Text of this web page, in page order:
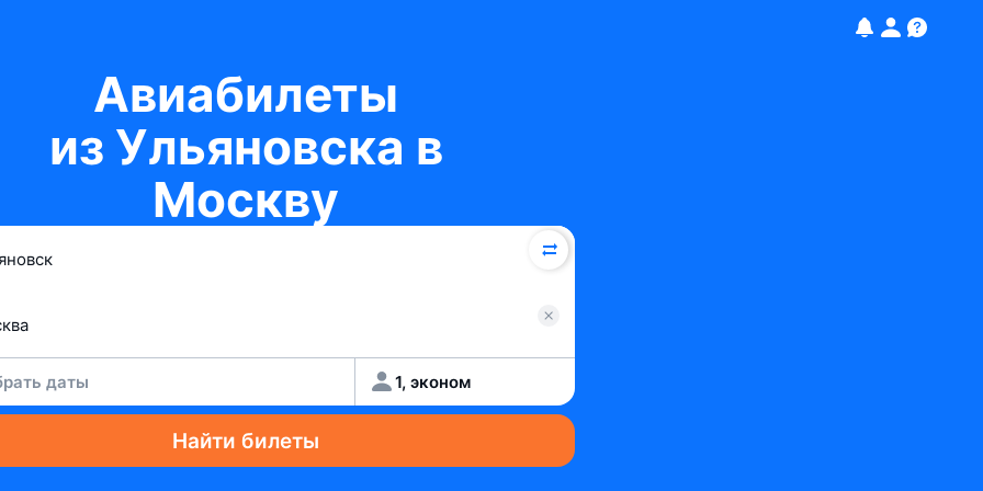
Авиабилеты
из Ульяновска в
Москву
даты 1, эконом
Найти билеты